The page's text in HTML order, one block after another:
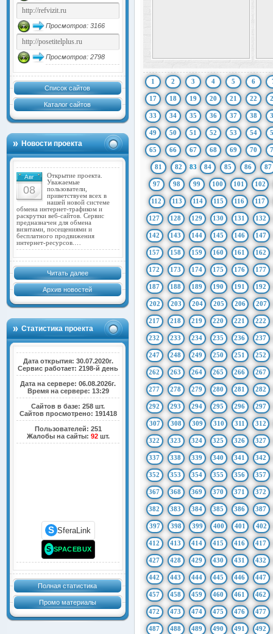
Просмотров: 3166
Просмотров: 2798
Список сайтов
Каталог сайтов
Новости проекта
Авг
08
Открытие проекта.
Уважаемые
пользователи,
приветствуем всех в
нашей новой системе
обмена интернет-трафиком и
раскрутки веб-сайтов. Сервис
предназначен для обмена
визитами, посещениями и
бесплатного продвижения
интернет-ресурсов.…
Читать далее
Архив новостей
Статистика проекта
Дата открытия: 30.07.2020г.
Сервис работает: 2198-й день
Дата на сервере: 06.08.2026г.
Время на сервере: 13:29
Сайтов в базе: 258 шт.
Сайтов просмотрено: 191418
Пользователей: 251
Жалобы на сайты: 92шт.
S SferaLink
S SPACEBUX
Полная статистика
Промо материалы
1 2 3 4 5 6
17 18 19 20 21 22
33 34 35 36 37 38
49 50 51 52 53 54
65 66 67 68 69 70
81 82 83 84 85 86 87
97 98 99 100 101 102
112 113 114 115 116 117
127 128 129 130 131 132
142 143 144 145 146 147
157 158 159 160 161 162
172 173 174 175 176 177
187 188 189 190 191 192
202 203 204 205 206 207
217 218 219 220 221 222
232 233 234 235 236 237
247 248 249 250 251 252
262 263 264 265 266 267
277 278 279 280 281 282
292 293 294 295 296 297
307 308 309 310 311 312
322 323 324 325 326 327
337 338 339 340 341 342
352 353 354 355 356 357
367 368 369 370 371 372
382 383 384 385 386 387
397 398 399 400 401 402
412 413 414 415 416 417
427 428 429 430 431 432
442 443 444 445 446 447
457 458 459 460 461 462
472 473 474 475 476 477
487 488 489 490 491 492